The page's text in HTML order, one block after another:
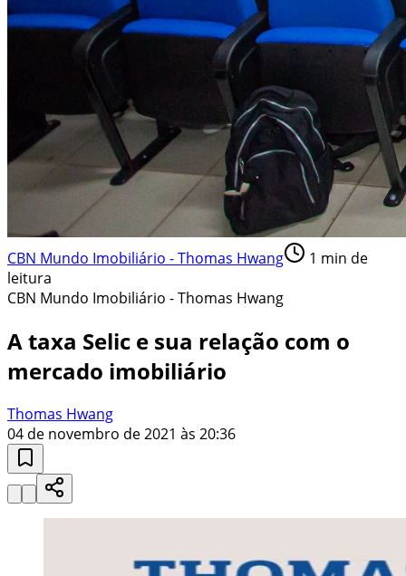
CBN Mundo Imobiliário - Thomas Hwang 1 min de
leitura
CBN Mundo Imobiliário - Thomas Hwang
A taxa Selic e sua relação com o
mercado imobiliário
Thomas Hwang
04 de novembro de 2021 às 20:36